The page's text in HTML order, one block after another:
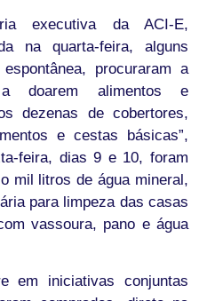
executiva da ACI-E,
na quarta-feira, alguns
procuraram a
doarem alimentos e
dezenas de cobertores,
e cestas básicas”,
feira, dias 9 e 10, foram
mil litros de água mineral,
para limpeza das casas
vassoura, pano e água
em iniciativas conjuntas